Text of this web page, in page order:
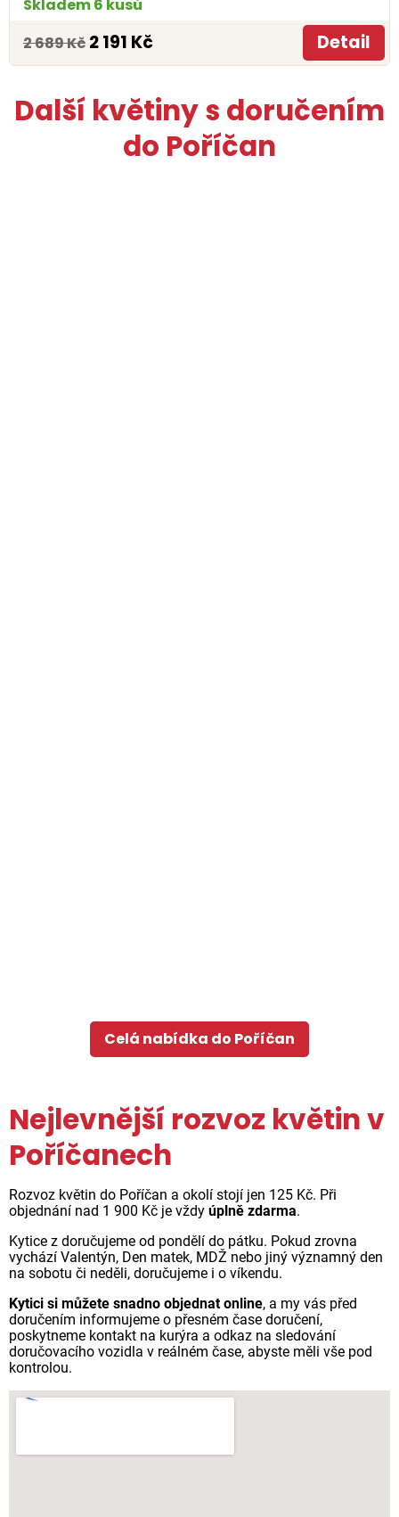
Skladem 6 kusů
2 689 Kč 2 191 Kč Detail
Další květiny s doručením
do Poříčan
Celá nabídka do Poříčan
Nejlevnější rozvoz květin v
Poříčanech
Rozvoz květin do Poříčan a okolí stojí jen 125 Kč. Při
objednání nad 1 900 Kč je vždy úplně zdarma.
Kytice z doručujeme od pondělí do pátku. Pokud zrovna
vychází Valentýn, Den matek, MDŽ nebo jiný významný den
na sobotu či neděli, doručujeme i o víkendu.
Kytici si můžete snadno objednat online, a my vás před
doručením informujeme o přesném čase doručení,
poskytneme kontakt na kurýra a odkaz na sledování
doručovacího vozidla v reálném čase, abyste měli vše pod
kontrolou.